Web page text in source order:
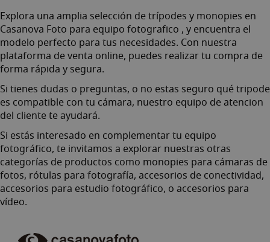
Explora una amplia selección de trípodes y monopies en
Casanova Foto para equipo fotografico , y encuentra el
modelo perfecto para tus necesidades. Con nuestra
plataforma de venta online, puedes realizar tu compra de
forma rápida y segura.
Si tienes dudas o preguntas, o no estas seguro qué tripode
es compatible con tu cámara, nuestro equipo deatencion
del clientete ayudará.
Si estás interesado en complementar tu equipo
fotográfico, te invitamos a explorar nuestras otras
categorías de productos como monopies para cámaras de
fotos, rótulas para fotografía, accesorios de conectividad,
accesorios para estudio fotográfico, o accesorios para
vídeo.